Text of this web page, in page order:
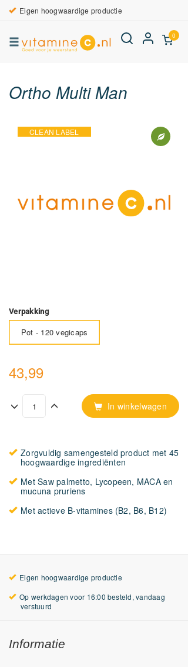
Eigen hoogwaardige productie
0
Ortho Multi Man
CLEAN LABEL
Verpakking
Pot - 120 vegicaps
43,99
In winkelwagen
Zorgvuldig samengesteld product met 45
hoogwaardige ingrediënten
Met Saw palmetto, Lycopeen, MACA en
mucuna pruriens
Met actieve B-vitamines (B2, B6, B12)
Eigen hoogwaardige productie
Op werkdagen voor 16:00 besteld, vandaag
verstuurd
Informatie